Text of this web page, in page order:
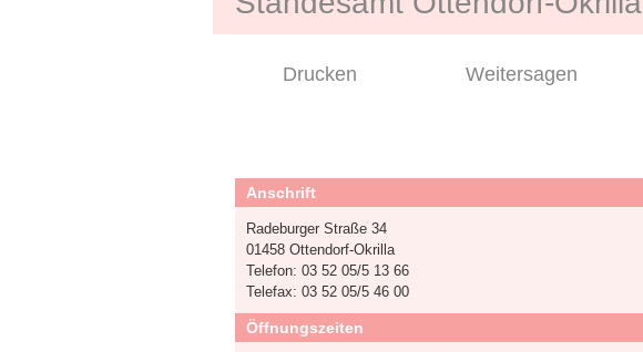
Drucken Weitersagen
Anschrift
Radeburger Straße 34
01458 Ottendorf-Okrilla
Telefon: 03 52 05/5 13 66
Telefax: 03 52 05/5 46 00
Öffnungszeiten